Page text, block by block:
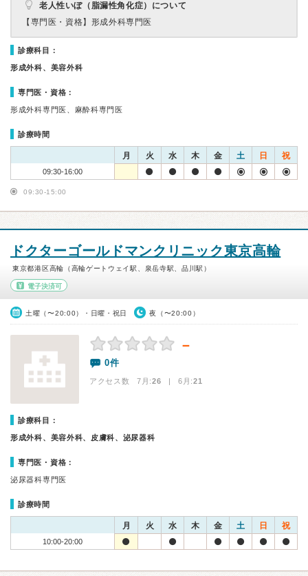
老人性いぼ（脂漏性角化症）について
【専門医・資格】 形成外科専門医
診療科目：
形成外科、美容外科
専門医・資格：
形成外科専門医、麻酔科専門医
診療時間
月 火 水 木 金 土 日 祝
09:30-16:00
09:30-15:00
ドクターゴールドマンクリニック東京高輪
東京都港区高輪（高輪ゲートウェイ駅、泉岳寺駅、品川駅）
電子決済可
土曜（〜20:00）・日曜・祝日 夜（〜20:00）
－
0件
アクセス数 7月:26 | 6月:21
診療科目：
形成外科、美容外科、皮膚科、泌尿器科
専門医・資格：
泌尿器科専門医
診療時間
月 火 水 木 金 土 日 祝
10:00-20:00